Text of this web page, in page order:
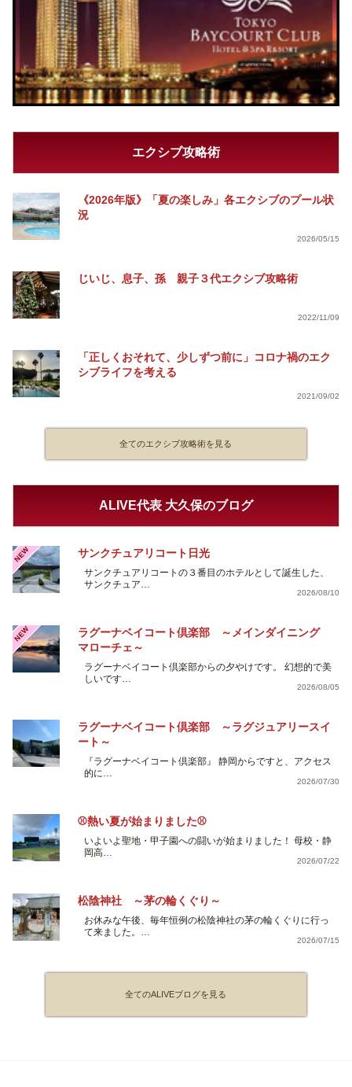
エクシブ攻略術
《2026年版》「夏の楽しみ」各エクシブのプール状
況
2026/05/15
じいじ、息子、孫 親子３代エクシブ攻略術
2022/11/09
「正しくおそれて、少しずつ前に」コロナ禍のエク
シブライフを考える
2021/09/02
全てのエクシブ攻略術を見る
ALIVE代表 大久保のブログ
NEW サンクチュアリコート日光
サンクチュアリコートの３番目のホテルとして誕生した、
サンクチュア…
2026/08/10
NEW
ラグーナベイコート倶楽部 ～メインダイニング
マローチェ～
ラグーナベイコート倶楽部からの夕やけです。 幻想的で美
しいです…
2026/08/05
ラグーナベイコート倶楽部 ～ラグジュアリースイ
ート～
『ラグーナベイコート倶楽部』 静岡からですと、アクセス
的に…
2026/07/30
⚾熱い夏が始まりました⚾
いよいよ聖地・甲子園への闘いが始まりました！ 母校・静
岡高…
2026/07/22
松陰神社 ～茅の輪くぐり～
お休みな午後、毎年恒例の松陰神社の茅の輪くぐりに行っ
て来ました。…
2026/07/15
全てのALIVEブログを見る